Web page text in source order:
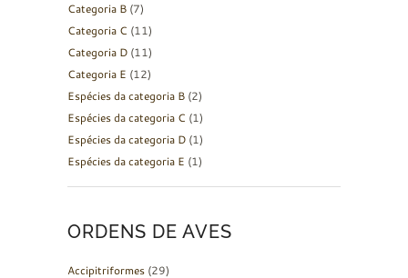
Categoria B (7)
Categoria C (11)
Categoria D (11)
Categoria E (12)
Espécies da categoria B (2)
Espécies da categoria C (1)
Espécies da categoria D (1)
Espécies da categoria E (1)
ORDENS DE AVES
Accipitriformes (29)